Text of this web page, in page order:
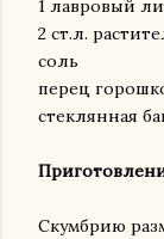
1 лавровый
2 ст.л.
соль
перец
стеклянная
Скумбрию